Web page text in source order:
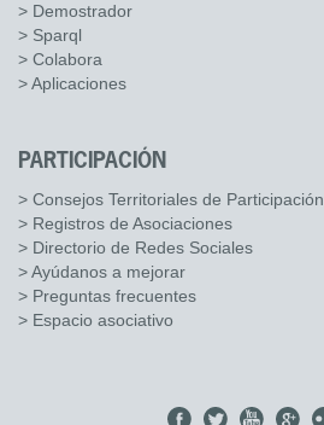
> Demostrador
> Sparql
> Colabora
> Aplicaciones
PARTICIPACIÓN
> Consejos Territoriales de Participación
> Registros de Asociaciones
> Directorio de Redes Sociales
> Ayúdanos a mejorar
> Preguntas frecuentes
> Espacio asociativo